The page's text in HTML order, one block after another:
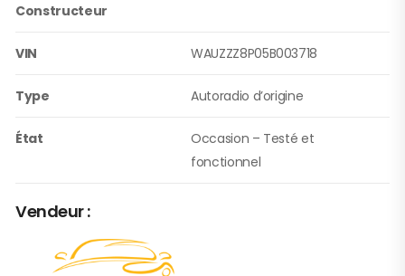
Constructeur
VIN WAUZZZ8P05B003718
Type Autoradio d’origine
État
Occasion – Testé et
fonctionnel
Vendeur :